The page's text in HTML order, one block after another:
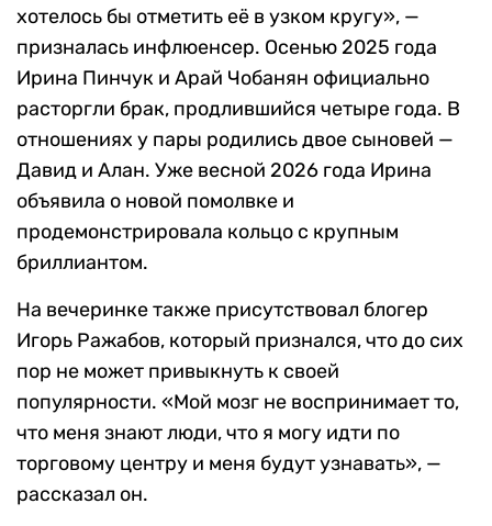
хотелось бы отметить её в узком кругу», —
призналась инфлюенсер. Осенью 2025 года
Ирина Пинчук и Арай Чобанян официально
расторгли брак, продлившийся четыре года. В
отношениях у пары родились двое сыновей —
Давид и Алан. Уже весной 2026 года Ирина
объявила о новой помолвке и
продемонстрировала кольцо с крупным
бриллиантом.
На вечеринке также присутствовал блогер
Игорь Ражабов, который признался, что до сих
пор не может привыкнуть к своей
популярности. «Мой мозг не воспринимает то,
что меня знают люди, что я могу идти по
торговому центру и меня будут узнавать», —
рассказал он.